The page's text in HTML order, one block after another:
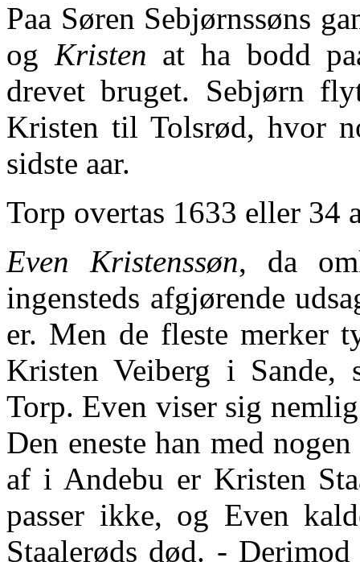
Paa Søren Sebjørnssøns
og Kristen at ha bodd
drevet bruget. Sebjørn
Kristen til Tolsrød, hvor
sidste aar.
Torp overtas 1633 eller 34
Even Kristenssøn, da
ingensteds afgjørende
er. Men de fleste merker
Kristen Veiberg i
Torp. Even viser sig
Den eneste han med
af i Andebu er Kristen
passer ikke, og Even
Staalerøds død. -